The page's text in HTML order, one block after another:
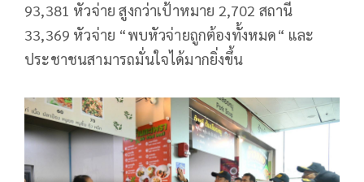
93,381 หัวจ่าย สูงกว่าเป้าหมาย 2,702 สถานี
33,369 หัวจ่าย “พบหัวจ่ายถูกต้องทั้งหมด“ และ
ประชาชนสามารถมั่นใจได้มากยิ่งขึ้น